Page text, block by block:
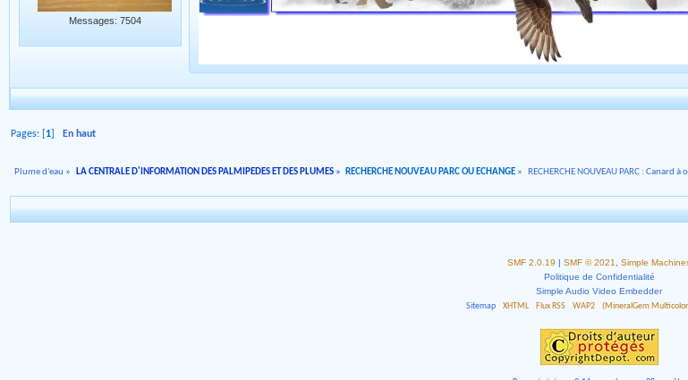
Messages: 7504
Pages: [ 1
En haut
Plume d'eau » LA CENTRALE D'INFORMATION DES PALMIPEDES ET DES PLUMES » RECHERCHE NOUVEAU PARC OU ECHANGE » RECHERCHE NOUVEAU PARC : Canard
SMF 2.0.19 SMF © 2021, Simple
Politique de Confidentialité
Simple Audio Video Embedder
Sitemap
XHTML Flux RSS WAP2 (MineralGem